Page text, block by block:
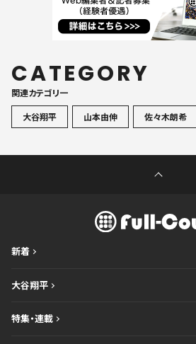
CATEGORY
関連カテゴリ一
大谷翔平
山本由伸 佐々木朗希
新着
大谷翔平
特集・連載